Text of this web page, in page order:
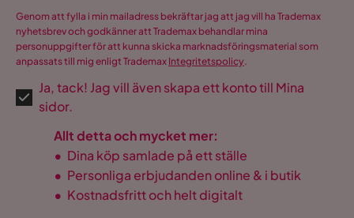
Genom att fylla i min mailadress bekräftar jag att jag vill ha Trademax
nyhetsbrev och godkänner att Trademax behandlar mina
personuppgifter för att kunna skicka marknadsföringsmaterial som
anpassats till mig enligt Trademax Integritetspolicy.
Ja, tack! Jag vill även skapa ett konto till Mina
sidor.
Allt detta och mycket mer:
• Dina köp samlade på ett ställe
• Personliga erbjudanden online & i butik
• Kostnadsfritt och helt digitalt